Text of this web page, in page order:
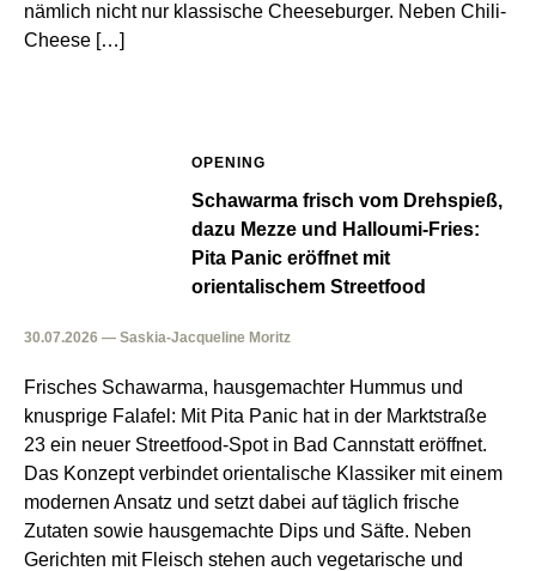
nämlich nicht nur klassische Cheeseburger. Neben Chili-
Cheese […]
OPENING
Schawarma frisch vom Drehspieß,
dazu Mezze und Halloumi-Fries:
Pita Panic eröffnet mit
orientalischem Streetfood
30.07.2026 — Saskia-Jacqueline Moritz
Frisches Schawarma, hausgemachter Hummus und
knusprige Falafel: Mit Pita Panic hat in der Marktstraße
23 ein neuer Streetfood-Spot in Bad Cannstatt eröffnet.
Das Konzept verbindet orientalische Klassiker mit einem
modernen Ansatz und setzt dabei auf täglich frische
Zutaten sowie hausgemachte Dips und Säfte. Neben
Gerichten mit Fleisch stehen auch vegetarische und